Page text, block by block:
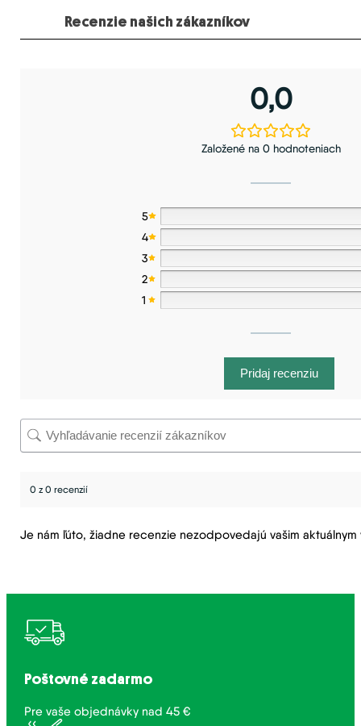
Recenzie našich zákazníkov
0,0
Založené na 0 hodnoteniach
5
4
3
2
1
Pridaj recenziu
0 z 0 recenzií
Je nám ľúto, žiadne recenzie nezodpovedajú vašim
Poštovné zadarmo
Pre vaše objednávky nad 45 €